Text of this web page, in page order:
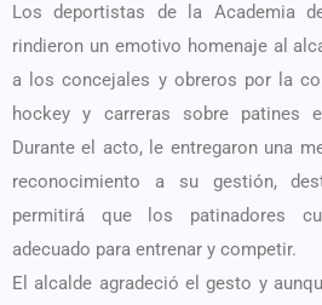
Los deportistas de la Academia
rindieron un emotivo homenaje al
a los concejales y obreros por la
hockey y carreras sobre patines
Durante el acto, le entregaron una
reconocimiento a su gestión,
permitirá que los patinadores
adecuado para entrenar y competir.
El alcalde agradeció el gesto y